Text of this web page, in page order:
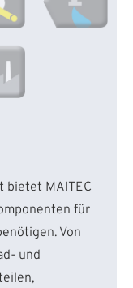
bietet MAITEC
für
Von
und